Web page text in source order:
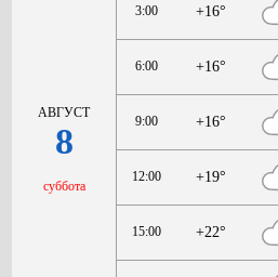
АВГУСТ
8
суббота
3:00 +16°
6:00 +16°
9:00 +16°
12:00 +19°
15:00 +22°